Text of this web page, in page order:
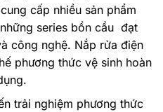
cấp nhiều sản phẩm
series bồn cầu đạt
công nghệ. Nắp rửa điện
phương thức vệ sinh hoàn
trải nghiệm phương thức